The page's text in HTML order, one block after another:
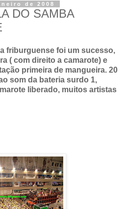
de 2008
DO SAMBA
friburguense foi um sucesso,
( com direito a camarote) e
primeira de mangueira. 20
som da bateria surdo 1,
liberado, muitos artistas